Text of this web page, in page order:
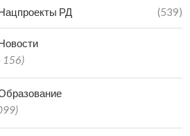
08.08.2026РД (539)
156)